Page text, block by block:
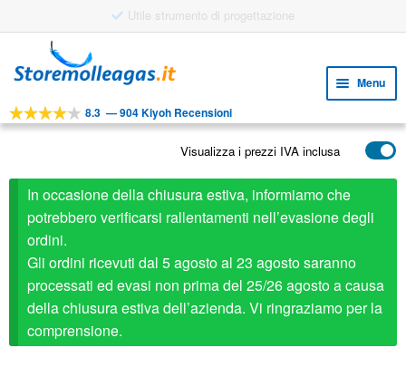
Utile strumento di progettazione
alla
al
Menu
STRUMENTI
il
menu
child
child
APPLICAZIONI
SERVIZIO CLIENTI
child
FAQ
8.3 —904 Kiyoh Recensioni
Visualizza i prezzi IVA inclusa
In occasione della chiusura estiva, informiamo che
potrebbero verificarsi rallentamenti nell’evasione degli
ordini.
Gli ordini ricevuti dal 5 agosto al 23 agosto saranno
processati ed evasi non prima del 25/26 agosto a causa
della chiusura estiva dell’azienda. Vi ringraziamo per la
comprensione.